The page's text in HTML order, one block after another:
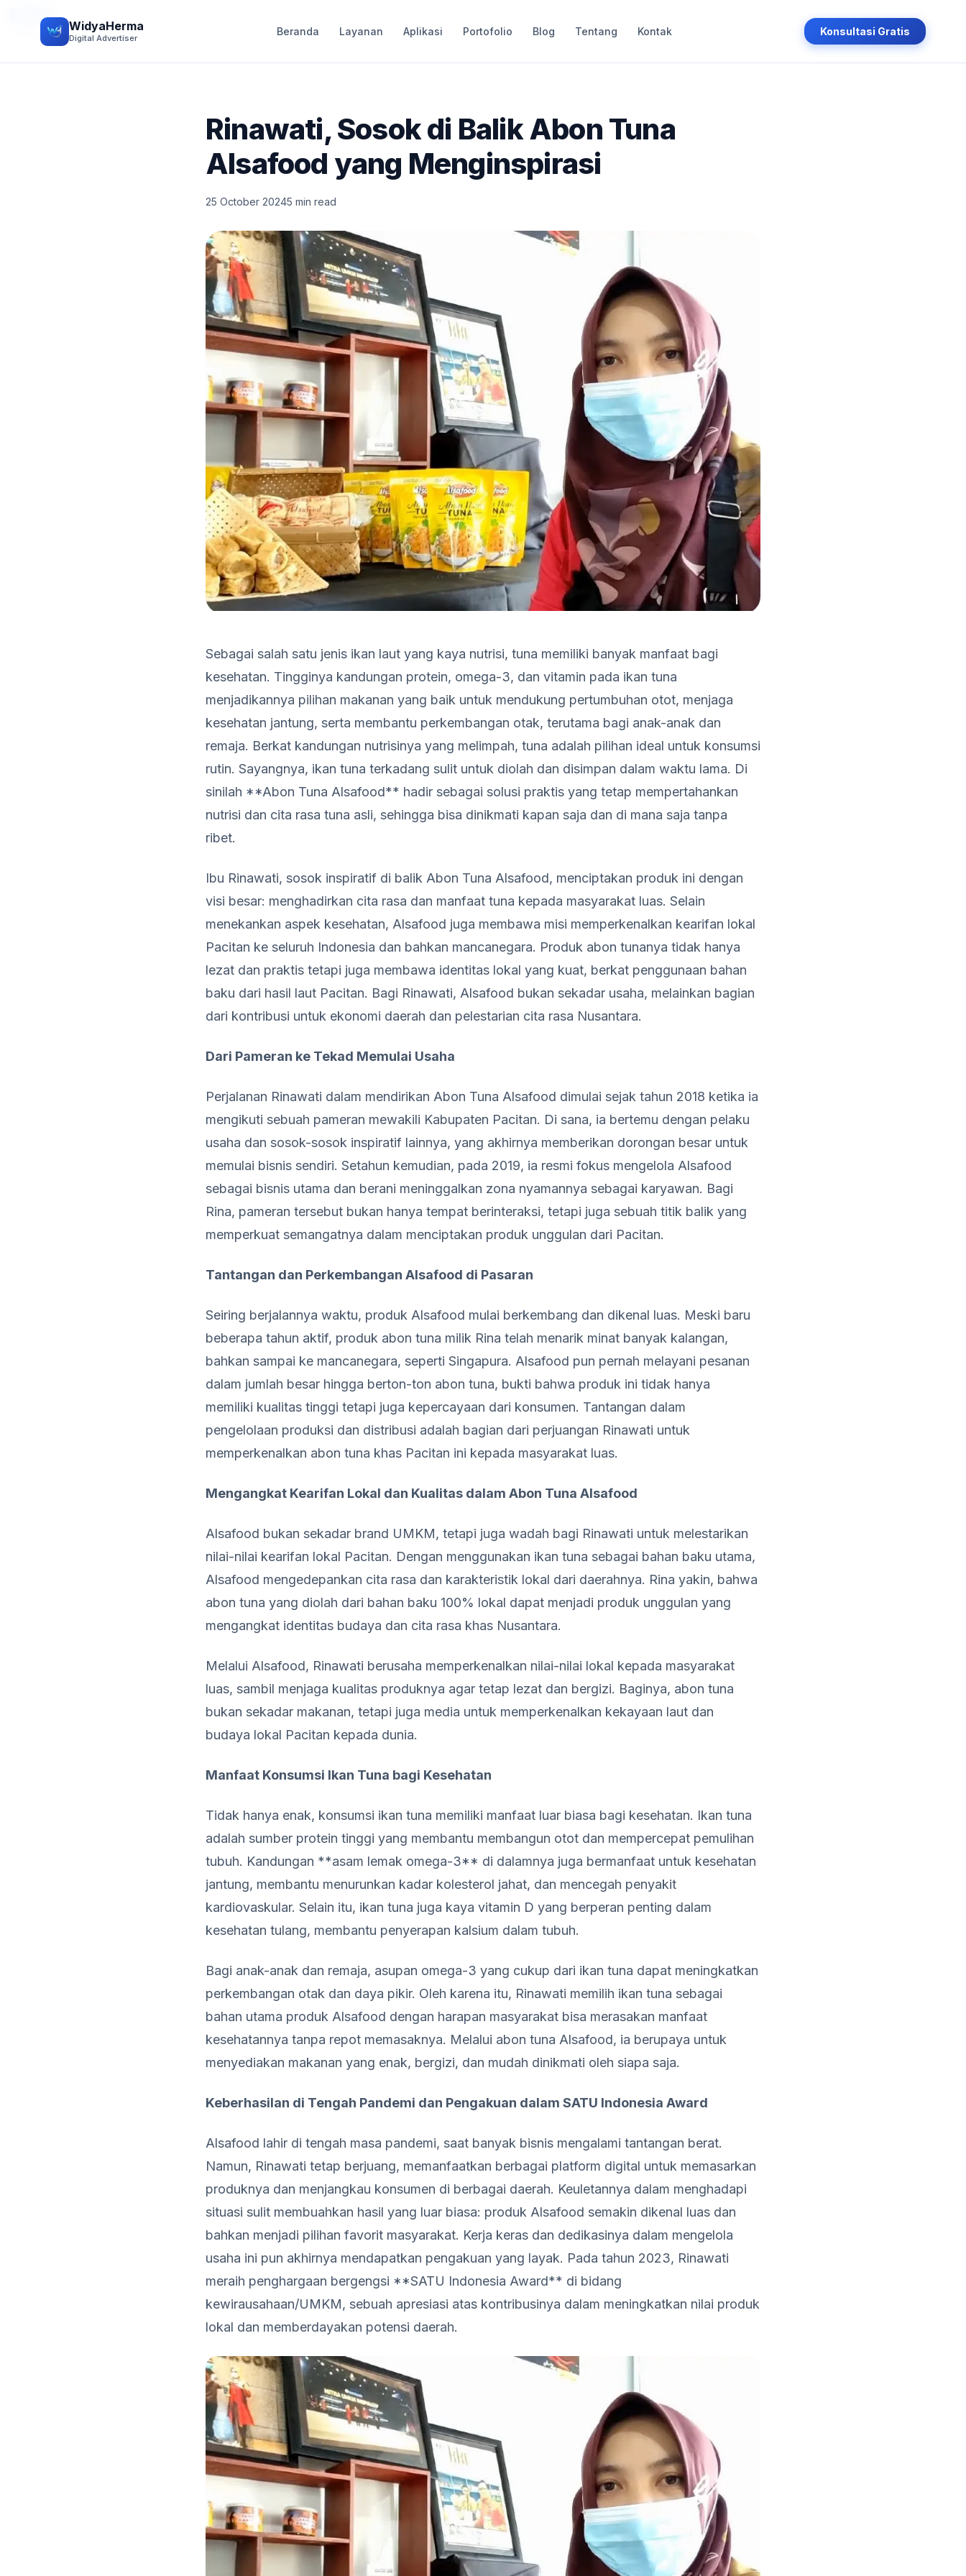
WidyaHerma
Digital Advertiser
Beranda Layanan Aplikasi Portofolio Blog Tentang Kontak Konsultasi Gratis
Rinawati, Sosok di Balik Abon Tuna
Alsafood yang Menginspirasi
25 October 20245 min read
Sebagai salah satu jenis ikan laut yang kaya nutrisi, tuna memiliki banyak manfaat bagi
kesehatan. Tingginya kandungan protein, omega-3, dan vitamin pada ikan tuna
menjadikannya pilihan makanan yang baik untuk mendukung pertumbuhan otot, menjaga
kesehatan jantung, serta membantu perkembangan otak, terutama bagi anak-anak dan
remaja. Berkat kandungan nutrisinya yang melimpah, tuna adalah pilihan ideal untuk konsumsi
rutin. Sayangnya, ikan tuna terkadang sulit untuk diolah dan disimpan dalam waktu lama. Di
sinilah **Abon Tuna Alsafood** hadir sebagai solusi praktis yang tetap mempertahankan
nutrisi dan cita rasa tuna asli, sehingga bisa dinikmati kapan saja dan di mana saja tanpa
ribet.
Ibu Rinawati, sosok inspiratif di balik Abon Tuna Alsafood, menciptakan produk ini dengan
visi besar: menghadirkan cita rasa dan manfaat tuna kepada masyarakat luas. Selain
menekankan aspek kesehatan, Alsafood juga membawa misi memperkenalkan kearifan lokal
Pacitan ke seluruh Indonesia dan bahkan mancanegara. Produk abon tunanya tidak hanya
lezat dan praktis tetapi juga membawa identitas lokal yang kuat, berkat penggunaan bahan
baku dari hasil laut Pacitan. Bagi Rinawati, Alsafood bukan sekadar usaha, melainkan bagian
dari kontribusi untuk ekonomi daerah dan pelestarian cita rasa Nusantara.
Dari Pameran ke Tekad Memulai Usaha
Perjalanan Rinawati dalam mendirikan Abon Tuna Alsafood dimulai sejak tahun 2018 ketika ia
mengikuti sebuah pameran mewakili Kabupaten Pacitan. Di sana, ia bertemu dengan pelaku
usaha dan sosok-sosok inspiratif lainnya, yang akhirnya memberikan dorongan besar untuk
memulai bisnis sendiri. Setahun kemudian, pada 2019, ia resmi fokus mengelola Alsafood
sebagai bisnis utama dan berani meninggalkan zona nyamannya sebagai karyawan. Bagi
Rina, pameran tersebut bukan hanya tempat berinteraksi, tetapi juga sebuah titik balik yang
memperkuat semangatnya dalam menciptakan produk unggulan dari Pacitan.
Tantangan dan Perkembangan Alsafood di Pasaran
Seiring berjalannya waktu, produk Alsafood mulai berkembang dan dikenal luas. Meski baru
beberapa tahun aktif, produk abon tuna milik Rina telah menarik minat banyak kalangan,
bahkan sampai ke mancanegara, seperti Singapura. Alsafood pun pernah melayani pesanan
dalam jumlah besar hingga berton-ton abon tuna, bukti bahwa produk ini tidak hanya
memiliki kualitas tinggi tetapi juga kepercayaan dari konsumen. Tantangan dalam
pengelolaan produksi dan distribusi adalah bagian dari perjuangan Rinawati untuk
memperkenalkan abon tuna khas Pacitan ini kepada masyarakat luas.
Mengangkat Kearifan Lokal dan Kualitas dalam Abon Tuna Alsafood
Alsafood bukan sekadar brand UMKM, tetapi juga wadah bagi Rinawati untuk melestarikan
nilai-nilai kearifan lokal Pacitan. Dengan menggunakan ikan tuna sebagai bahan baku utama,
Alsafood mengedepankan cita rasa dan karakteristik lokal dari daerahnya. Rina yakin, bahwa
abon tuna yang diolah dari bahan baku 100% lokal dapat menjadi produk unggulan yang
mengangkat identitas budaya dan cita rasa khas Nusantara.
Melalui Alsafood, Rinawati berusaha memperkenalkan nilai-nilai lokal kepada masyarakat
luas, sambil menjaga kualitas produknya agar tetap lezat dan bergizi. Baginya, abon tuna
bukan sekadar makanan, tetapi juga media untuk memperkenalkan kekayaan laut dan
budaya lokal Pacitan kepada dunia.
Manfaat Konsumsi Ikan Tuna bagi Kesehatan
Tidak hanya enak, konsumsi ikan tuna memiliki manfaat luar biasa bagi kesehatan. Ikan tuna
adalah sumber protein tinggi yang membantu membangun otot dan mempercepat pemulihan
tubuh. Kandungan **asam lemak omega-3** di dalamnya juga bermanfaat untuk kesehatan
jantung, membantu menurunkan kadar kolesterol jahat, dan mencegah penyakit
kardiovaskular. Selain itu, ikan tuna juga kaya vitamin D yang berperan penting dalam
kesehatan tulang, membantu penyerapan kalsium dalam tubuh.
Bagi anak-anak dan remaja, asupan omega-3 yang cukup dari ikan tuna dapat meningkatkan
perkembangan otak dan daya pikir. Oleh karena itu, Rinawati memilih ikan tuna sebagai
bahan utama produk Alsafood dengan harapan masyarakat bisa merasakan manfaat
kesehatannya tanpa repot memasaknya. Melalui abon tuna Alsafood, ia berupaya untuk
menyediakan makanan yang enak, bergizi, dan mudah dinikmati oleh siapa saja.
Keberhasilan di Tengah Pandemi dan Pengakuan dalam SATU Indonesia Award
Alsafood lahir di tengah masa pandemi, saat banyak bisnis mengalami tantangan berat.
Namun, Rinawati tetap berjuang, memanfaatkan berbagai platform digital untuk memasarkan
produknya dan menjangkau konsumen di berbagai daerah. Keuletannya dalam menghadapi
situasi sulit membuahkan hasil yang luar biasa: produk Alsafood semakin dikenal luas dan
bahkan menjadi pilihan favorit masyarakat. Kerja keras dan dedikasinya dalam mengelola
usaha ini pun akhirnya mendapatkan pengakuan yang layak. Pada tahun 2023, Rinawati
meraih penghargaan bergengsi **SATU Indonesia Award** di bidang
kewirausahaan/UMKM, sebuah apresiasi atas kontribusinya dalam meningkatkan nilai produk
lokal dan memberdayakan potensi daerah.